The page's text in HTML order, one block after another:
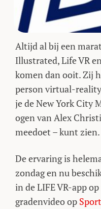
Altijd al bij een
Illustrated, Life VR
komen dan ooit. Zij
person virtual-
je de New York City
ogen van Alex
meedoet – kunt
De ervaring is
zondag en nu
in de LIFE VR-app
gradenvideo op